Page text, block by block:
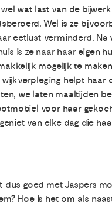
wat last van de
Wel is ze
eetlust verminderd. Na
is ze naar haar eigen
mogelijk te
helpt haar
we laten maaltijden
voor haar
van elke dag die
dus goed met Jaspers
Hoe is het om als